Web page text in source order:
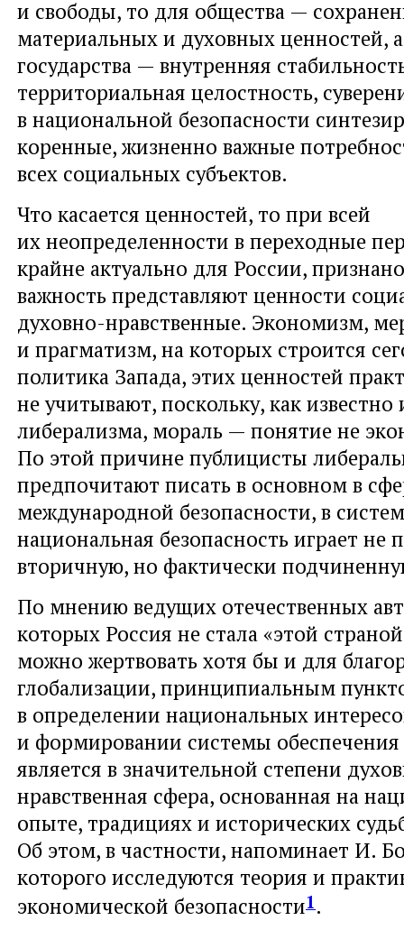
и свободы, то для общества —
материальных и ду­ховных ценностей,
государства — внутренняя
территориальная целостность,
в национальной безопасности
коренные, жизненно важные
всех социальных субъектов.
Что касается ценностей, то при всей
их неопределенности в переходные
крайне актуально для России,
важность представляют ценности
духовно-нравственные. Экономизм,
и прагматизм, на которых строится
политика Запада, этих ценностей
не учитывают, поскольку, как известно
либерализма, мораль — понятие не
По этой причине публицисты
предпочитают писать в основном в
международной безопасности, в
национальная безопасность играет не
вторичную, но фактически
По мнению ведущих отечественных
которых Россия не стала «этой
можно жертвовать хотя бы и для
глобализации, принципиальным
в определении национальных
и формировании системы обеспечения
является в значительной степени
нравственная сфера, основанная на
опыте, традициях и исторических
Об этом, в частности, напоминает И.
которого исследуются теория и
экономической безопасности1.